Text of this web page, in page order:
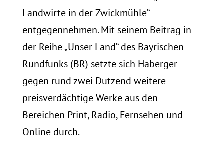
Landwirte in der Zwickmühle“
entgegennehmen. Mit seinem Beitrag in
der Reihe „Unser Land“ des Bayrischen
Rundfunks (BR) setzte sich Haberger
gegen rund zwei Dutzend weitere
preisverdächtige Werke aus den
Bereichen Print, Radio, Fernsehen und
Online durch.